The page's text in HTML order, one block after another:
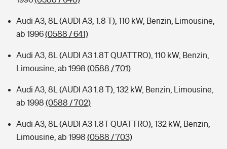
Sie haben Fragen?
Audi A3, 8L (AUDI A3, 1.8 T), 110 kW, Benzin, Limousine,
ab 1996(0588 / 641)
Audi A3, 8L (AUDI A3 1.8T QUATTRO), 110 kW, Benzin,
Limousine, ab 1998 (0588 / 701)
Audi A3, 8L (AUDI A3 1.8 T), 132 kW, Benzin, Limousine,
ab 1998 (0588 / 702)
Audi A3, 8L (AUDI A3 1.8T QUATTRO), 132 kW, Benzin,
Limousine, ab 1998 (0588 / 703)